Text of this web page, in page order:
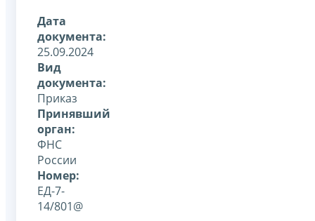
Дата
документа:
25.09.2024
Вид
документа:
Приказ
Принявший
орган:
ФНС
России
Номер:
ЕД-7-
14/801@